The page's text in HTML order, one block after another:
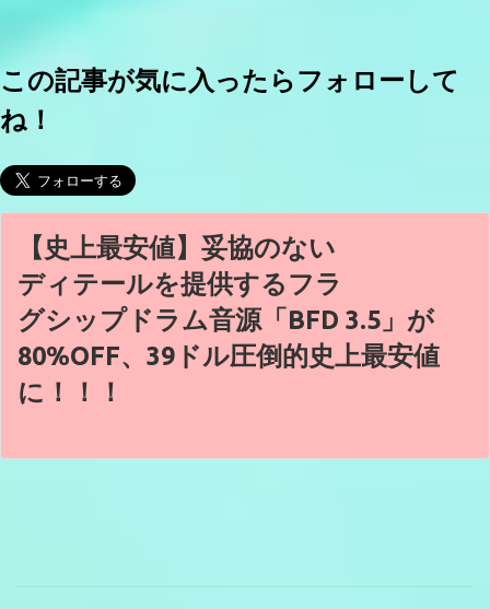
この記事が気に入ったらフォローして
ね！
【史上最安値】妥協のない
ディテールを提供するフラ
グシップドラム音源「BFD 3.5」が
80%OFF、39ドル圧倒的史上最安値
に！！！